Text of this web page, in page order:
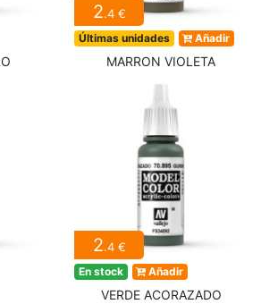
2.4 €
Últimas unidades Añadir
MARRON VIOLETA
2.4 €
En stock Añadir
VERDE ACORAZADO